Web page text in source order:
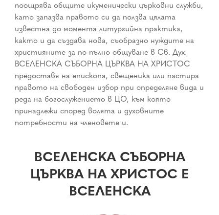
поощрява общите икуменически църковни служби,
като запазва правото си да ползва цялата
известна до момента литургийна практика,
както и да създава нова, съобразно нуждите на
християните за по-пълно общуване в Св. Дух.
ВСЕЛЕНСКА СЪБОРНА ЦЪРКВА НА ХРИСТОС
предоставя на епископа, свещеника или пастира
правото на свободен избор при определяне вида и
реда на богослужението в ЦО, към която
принадлежи според волята и духовните
потребности на членовете и.
ВСЕЛЕНСКА СЪБОРНА
ЦЪРКВА НА ХРИСТОС Е
ВСЕЛЕНСКА